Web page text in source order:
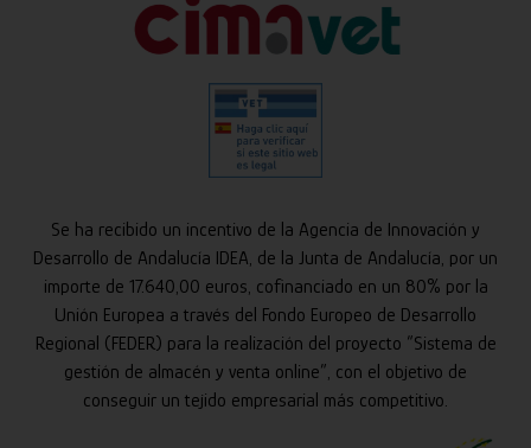
Se ha recibido un incentivo de la Agencia de Innovación y
Desarrollo de Andalucía IDEA, de la Junta de Andalucía, por un
importe de 17.640,00 euros, cofinanciado en un 80% por la
Unión Europea a través del Fondo Europeo de Desarrollo
Regional (FEDER) para la realización del proyecto “Sistema de
gestión de almacén y venta online”, con el objetivo de
conseguir un tejido empresarial más competitivo.